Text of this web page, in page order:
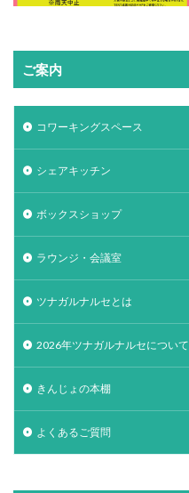
ご案内
コワーキングスペース
シェアキッチン
ボックスショップ
ラウンジ・会議室
ツナガルナルセとは
2026年ツナガルナルセについて
きんじょの本棚
よくあるご質問